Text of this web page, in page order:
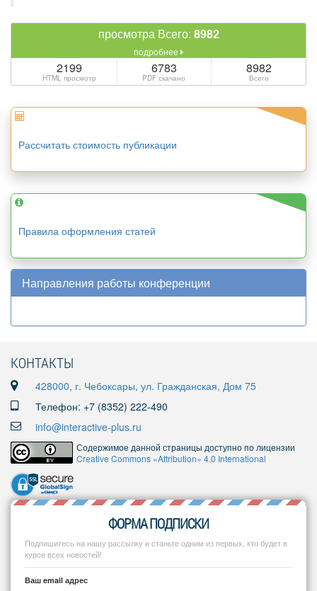
просмотра Всего: 8982
подробнее
2199
HTML просмотр
6783
PDF скачано
8982
Всего
Рассчитать стоимость публикации
Правила оформления статей
Направления работы конференции
КОНТАКТЫ
428000, г. Чебоксары, ул. Гражданская, Дом 75
Телефон: +7 (8352) 222-490
info@interactive-plus.ru
Содержимое данной страницы доступно по лицензии
Creative Commons «Attribution» 4.0 International
ФОРМА ПОДПИСКИ
Подпишитесь на нашу рассылку и станьте одним из первых, кто будет в
курсе всех новостей!
Ваш email адрес